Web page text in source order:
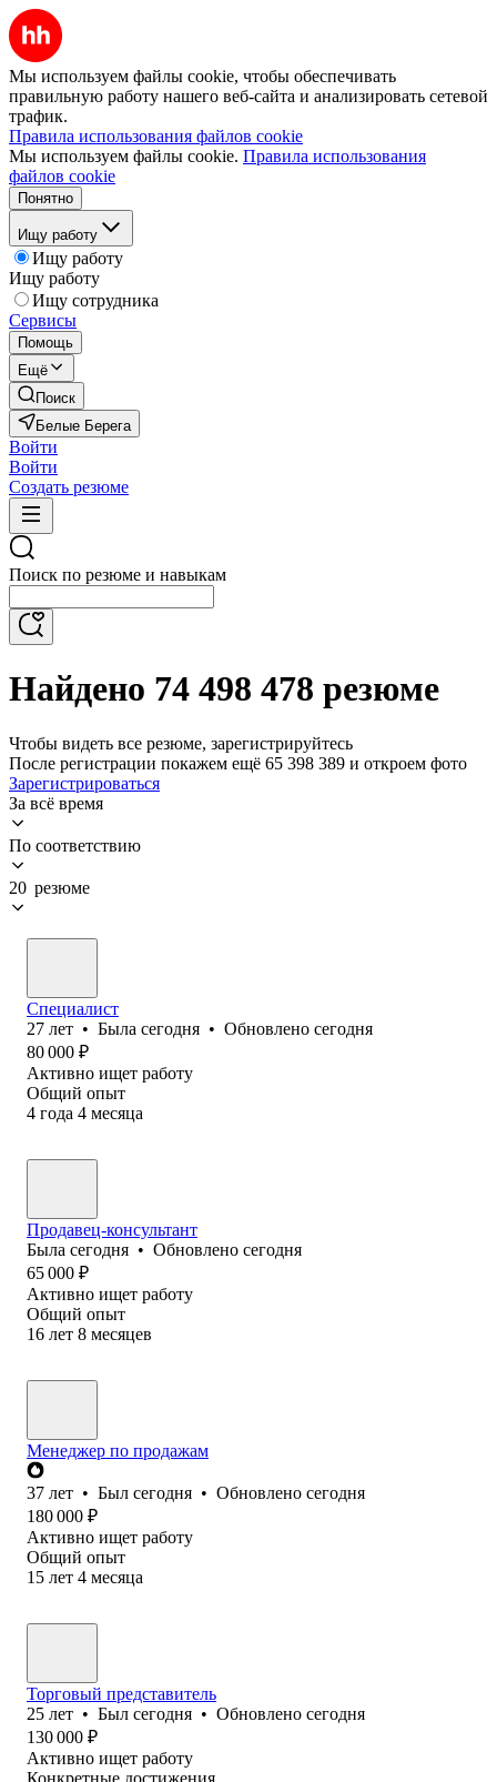
Мы используем файлы cookie, чтобы обеспечивать
правильную работу нашего веб-сайта и анализировать сетевой
трафик.
Правила использования файлов cookie
Мы используем файлы cookie. Правила использования
файлов cookie
Понятно
Ищу работу
Ищу работу
Ищу работу
Ищу сотрудника
Сервисы
Помощь
Ещё
Поиск
Белые Берега
Войти
Войти
Создать резюме
Поиск по резюме и навыкам
Найдено 74 498 478 резюме
Чтобы видеть все резюме, зарегистрируйтесь
После регистрации покажем ещё 65 398 389 и откроем фото
Зарегистрироваться
За всё время
По соответствию
20 резюме
Специалист
27 лет • Была сегодня • Обновлено сегодня
80 000 ₽
Активно ищет работу
Общий опыт
4 года 4 месяца
Продавец-консультант
Была сегодня • Обновлено сегодня
65 000 ₽
Активно ищет работу
Общий опыт
16 лет 8 месяцев
Менеджер по продажам
37 лет • Был сегодня • Обновлено сегодня
180 000 ₽
Активно ищет работу
Общий опыт
15 лет 4 месяца
Торговый представитель
25 лет • Был сегодня • Обновлено сегодня
130 000 ₽
Активно ищет работу
Конкретные достижения